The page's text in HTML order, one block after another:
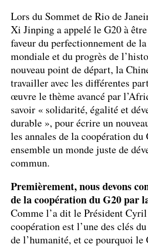
Lors du Sommet de Rio de
Xi Jinping a appelé le G20 à
faveur du perfectionnement de
mondiale et du progrès de
nouveau point de départ, la
travailler avec les différentes
œuvre le thème avancé par
savoir « solidarité, égalité et
durable », pour écrire un
les annales de la coopération
ensemble un monde juste de
commun.
Premièrement, nous devons
de la coopération du G20 par
Comme l’a dit le Président
coopération est l’une des clés
de l’humanité, et ce pourquoi le